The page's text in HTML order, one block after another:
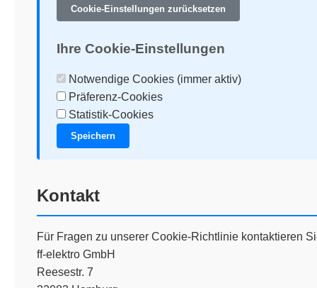
Cookie-Einstellungen zurücksetzen
Ihre Cookie-Einstellungen
Notwendige Cookies (immer aktiv)
Präferenz-Cookies
Statistik-Cookies
Speichern
Kontakt
Für Fragen zu unserer Cookie-Richtlinie kontaktieren
ff-elektro GmbH
Reesestr. 7